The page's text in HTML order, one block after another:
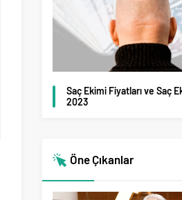
Saç Ekimi Fiyatları ve Saç
2023
Öne Çıkanlar